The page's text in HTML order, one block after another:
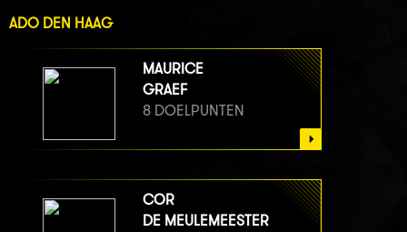
ADO DEN HAAG
MAURICE
GRAEF
8 DOELPUNTEN
COR
DE MEULEMEESTER